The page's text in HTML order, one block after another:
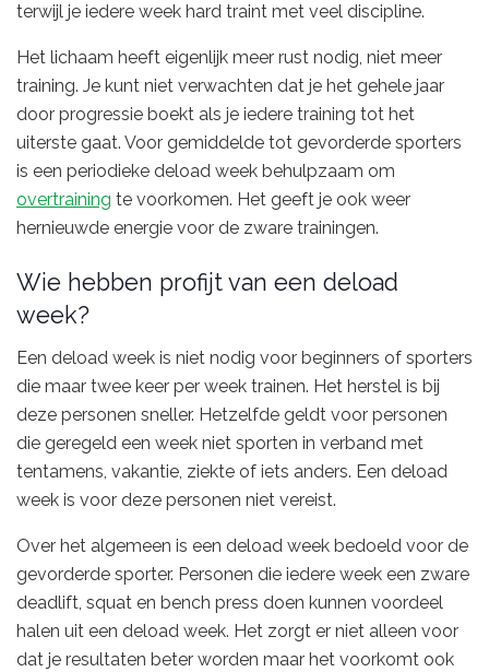
terwijl je iedere week hard traint met veel discipline.
Het lichaam heeft eigenlijk meer rust nodig, niet meer
training. Je kunt niet verwachten dat je het gehele jaar
door progressie boekt als je iedere training tot het
uiterste gaat. Voor gemiddelde tot gevorderde sporters
is een periodieke deload week behulpzaam om
overtraining te voorkomen. Het geeft je ook weer
hernieuwde energie voor de zware trainingen.
Wie hebben profijt van een deload
week?
Een deload week is niet nodig voor beginners of sporters
die maar twee keer per week trainen. Het herstel is bij
deze personen sneller. Hetzelfde geldt voor personen
die geregeld een week niet sporten in verband met
tentamens, vakantie, ziekte of iets anders. Een deload
week is voor deze personen niet vereist.
Over het algemeen is een deload week bedoeld voor de
gevorderde sporter. Personen die iedere week een zware
deadlift, squat en bench press doen kunnen voordeel
halen uit een deload week. Het zorgt er niet alleen voor
dat je resultaten beter worden maar het voorkomt ook